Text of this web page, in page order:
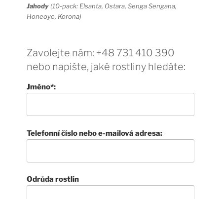
Jahody (10-pack: Elsanta, Ostara, Senga Sengana,
Honeoye, Korona)
Zavolejte nám: +48 731 410 390
nebo napište, jaké rostliny hledáte:
Jméno*:
Telefonní číslo nebo e-mailová adresa:
Odrůda rostlin